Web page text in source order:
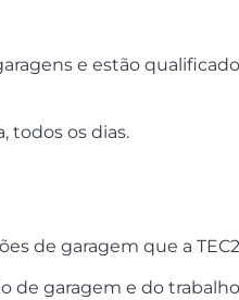
e estão
todos os dias.
de garagem que a
de garagem e do